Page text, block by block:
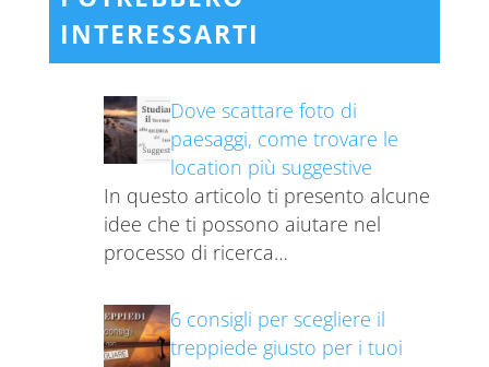
INTERESSARTI
Dove scattare foto di
paesaggi, come trovare le
location più suggestive
In questo articolo ti presento alcune
idee che ti possono aiutare nel
processo di ricerca…
6 consigli per scegliere il
treppiede giusto per i tuoi